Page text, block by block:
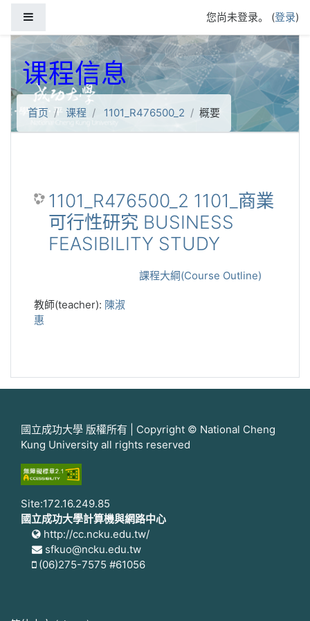
您尚未登录。 (登录)
课程信息
首页 课程 1101_R476500_2 概要
1101_R476500_2 1101_商業
可行性研究 BUSINESS
FEASIBILITY STUDY
課程大綱(Course Outline)
教師(teacher): 陳淑
惠
國立成功大學 版權所有 | Copyright © National Cheng
Kung University all rights reserved
Site:172.16.249.85
國立成功大學計算機與網路中心
http://cc.ncku.edu.tw/
sfkuo@ncku.edu.tw
(06)275-7575 #61056